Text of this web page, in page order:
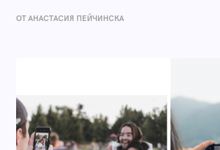
ОТ AНАСТАСИЯ ПЕЙЧИНСКА